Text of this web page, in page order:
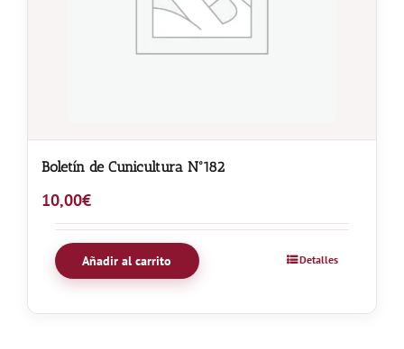
Boletín de Cunicultura Nº182
10,00€
Añadir al carrito Detalles